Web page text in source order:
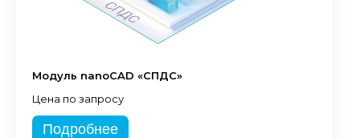
Модуль nanoCAD «СПДС»
Цена по запросу
Подробнее